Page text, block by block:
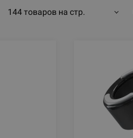
144 товаров на стр.